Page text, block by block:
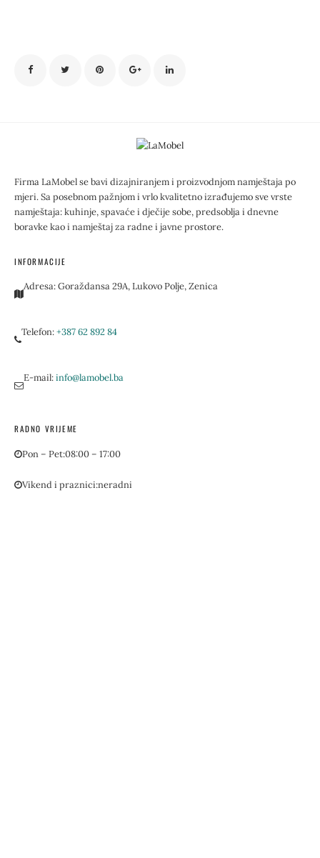
Firma LaMobel se bavi dizajniranjem i proizvodnjom namještaja po
mjeri. Sa posebnom pažnjom i vrlo kvalitetno izrađujemo sve vrste
namještaja: kuhinje, spavaće i dječije sobe, predsoblja i dnevne
boravke kao i namještaj za radne i javne prostore.
INFORMACIJE
Adresa:Goraždansa 29A, Lukovo Polje, Zenica
Telefon:+387 62 892 84
E-mail:info@lamobel.ba
RADNO VRIJEME
Pon – Pet:08:00 – 17:00
Vikend i praznici:neradni